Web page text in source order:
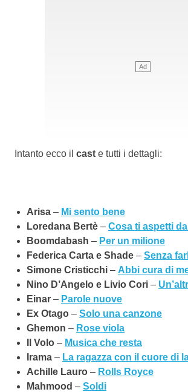
Intanto ecco il cast e tutti i dettagli:
Arisa – Mi sento bene
Loredana Bertè – Cosa ti aspetti
Boomdabash – Per un milione
Federica Carta e Shade – Senza
Simone Cristicchi – Abbi cura di
Nino D’Angelo e Livio Cori –
Einar – Parole nuove
Ex Otago – Solo una canzone
Ghemon – Rose viola
Il Volo – Musica che resta
Irama – La ragazza con il cuore di
Achille Lauro – Rolls Royce
Mahmood – Soldi